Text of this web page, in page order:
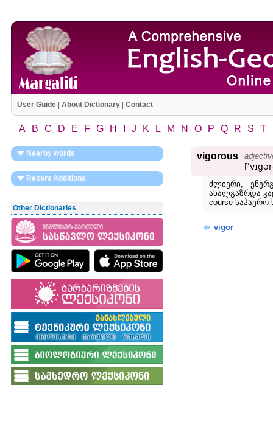
User Guide| About Dictionary| Contact
A B C D E F G H J K L M N O P Q R S T
Nearby words
Recent Additions
Other Dictionaries
vigorous
ძლიერი,
ახალგაზრდა
course
vigor